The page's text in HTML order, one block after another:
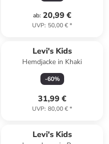
ab: 20,99 €
UVP: 50,00 €*
Levi's Kids
Hemdjacke in Khaki
-60%
31,99 €
UVP: 80,00 €*
Levi's Kids